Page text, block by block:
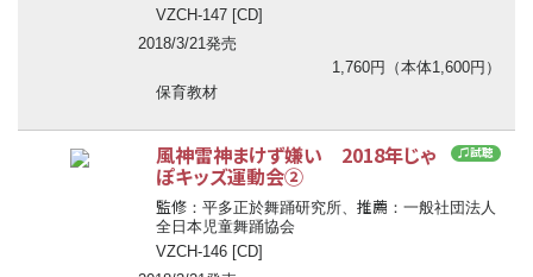
VZCH-147 [CD]
2018/3/21発売
1,760円（本体1,600円）
保育教材
♫試聴
風神雷神まけず嫌い 2018年じゃ
ぽキッズ運動会②
監修 ：平多正於舞踊研究所、 推薦 ：一般社団法人
全日本児童舞踊協会
VZCH-146 [CD]